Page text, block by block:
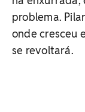
problema.
onde cresceu
se revoltará.